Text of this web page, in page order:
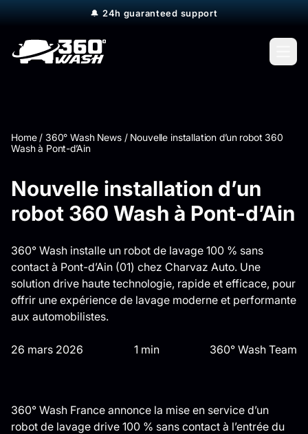
🔔 24h guaranteed support
Home / 360° Wash News / Nouvelle installation d’un robot 360
Wash à Pont-d’Ain
Nouvelle installation d’un
robot 360 Wash à Pont-d’Ain
360° Wash installe un robot de lavage 100 % sans
contact à Pont-d’Ain (01) chez Charvaz Auto. Une
solution drive haute technologie, rapide et efficace, pour
offrir une expérience de lavage moderne et performante
aux automobilistes.
26 mars 2026 1 min 360° Wash Team
360° Wash France annonce la mise en service d’un
robot de lavage drive 100 % sans contact à l’entrée du